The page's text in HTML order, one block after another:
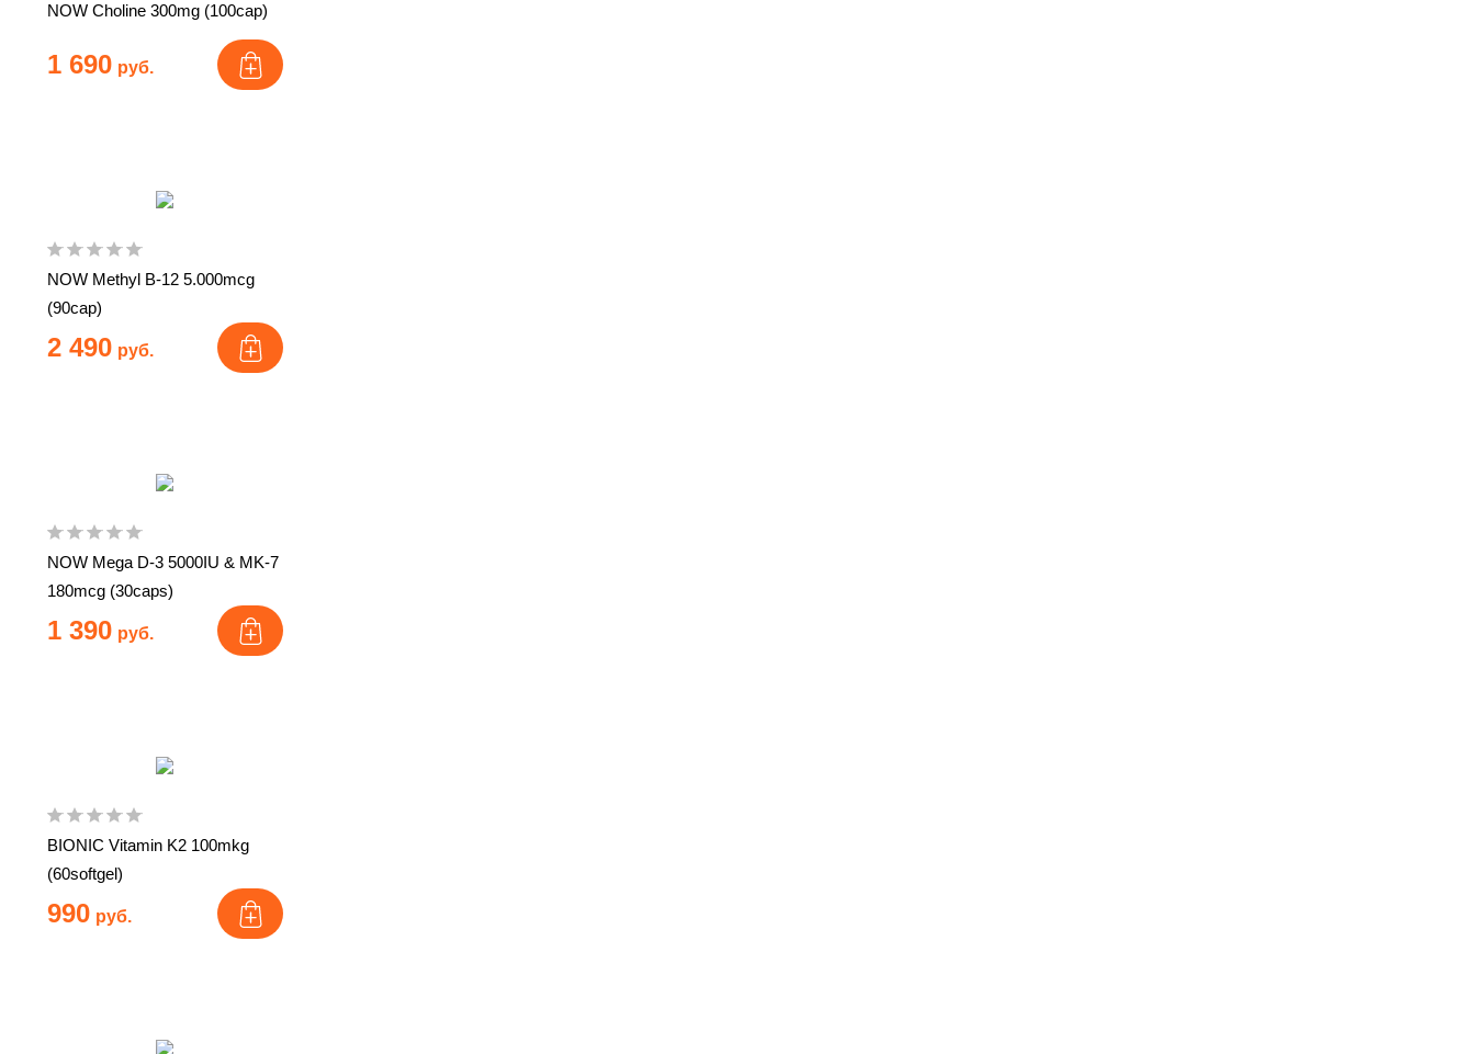
NOW Choline 300mg (100cap)
1 690 руб.
NOW Methyl B-12 5.000mcg
(90cap)
2 490 руб.
NOW Mega D-3 5000IU & MK-7
180mcg (30caps)
1 390 руб.
BIONIC Vitamin K2 100mkg
(60softgel)
990 руб.